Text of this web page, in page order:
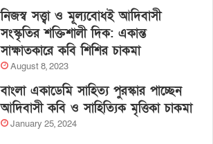
নিজস্ব সত্ত্বা ও মূল্যবোধই আদিবাসী
সংস্কৃতির শক্তিশালী দিক: একান্ত
সাক্ষাতকারে কবি শিশির চাকমা
August 8, 2023
বাংলা একাডেমি সাহিত্য পুরস্কার পাচ্ছেন
আদিবাসী কবি ও সাহিত্যিক মৃত্তিকা চাকমা
January 25, 2024